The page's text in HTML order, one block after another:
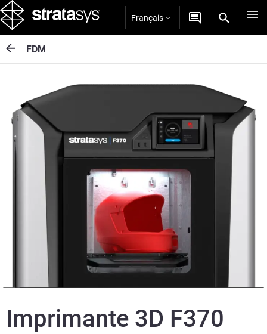
Français
FDM
Imprimante 3D F370